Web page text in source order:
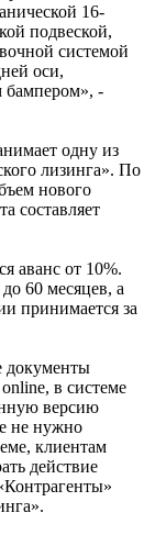
16-
подвеской,
системой
оси,
-
одну из
лизинга». По
нового
составляет
аванс от 10%.
60 месяцев, а
принимается за
документы
в системе
версию
не нужно
клиентам
действие